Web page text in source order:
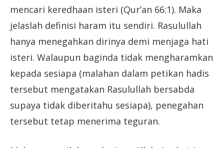
mencari keredhaan isteri (Qur’an 66:1). Maka
jelaslah definisi haram itu sendiri. Rasulullah
hanya menegahkan dirinya demi menjaga hati
isteri. Walaupun baginda tidak mengharamkan
kepada sesiapa (malahan dalam petikan hadis
tersebut mengatakan Rasulullah bersabda
supaya tidak diberitahu sesiapa), penegahan
tersebut tetap menerima teguran.